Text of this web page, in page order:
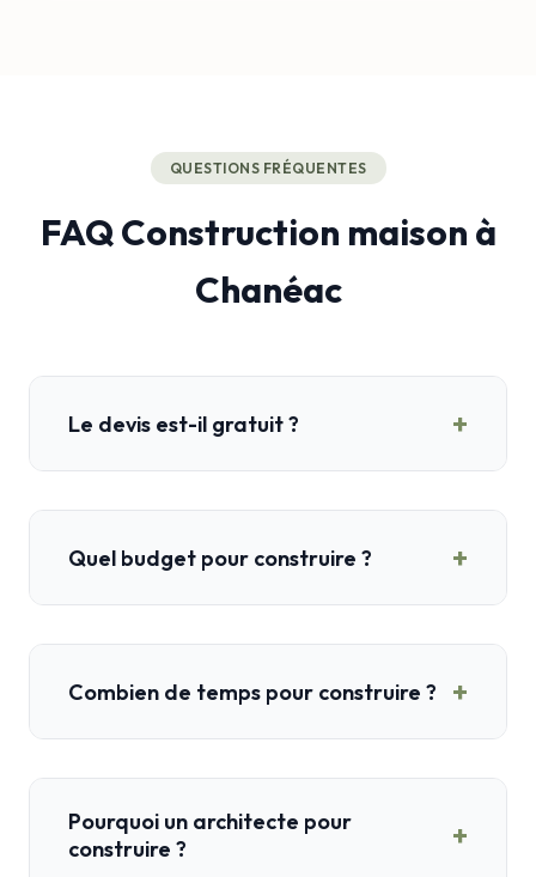
QUESTIONS FRÉQUENTES
FAQ Construction maison à
Chanéac
Le devis est-il gratuit ? +
Quel budget pour construire ? +
Combien de temps pour construire ? +
Pourquoi un architecte pour
construire ?
+